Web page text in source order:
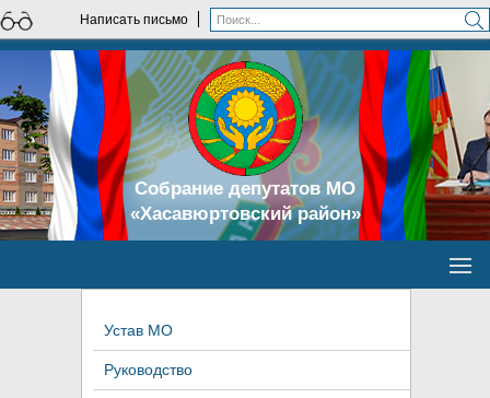
Написать письмо
Собрание депутатов МО
«Хасавюртовский район»
Устав МО
Руководство